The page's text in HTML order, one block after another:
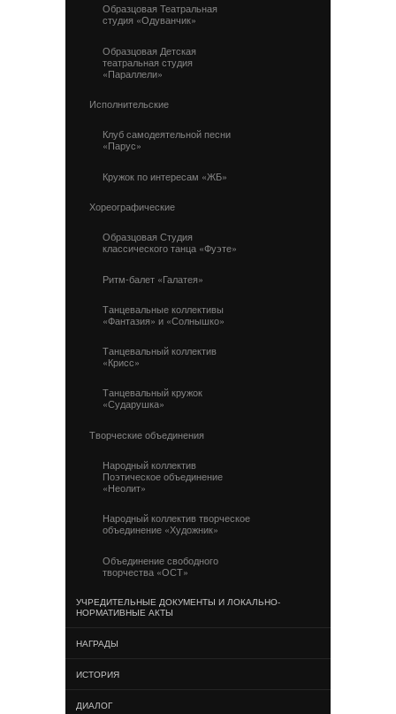
Образцовая Театральная
студия «Одуванчик»
Образцовая Детская
театральная студия
«Параллели»
Исполнительские
Клуб самодеятельной песни
«Парус»
Кружок по интересам «ЖБ»
Хореографические
Образцовая Студия
классического танца «Фуэте»
Ритм-балет «Галатея»
Танцевальные коллективы
«Фантазия» и «Солнышко»
Танцевальный коллектив
«Крисс»
Танцевальный кружок
«Сударушка»
Творческие объединения
Народный коллектив
Поэтическое объединение
«Неолит»
Народный коллектив творческое
объединение «Художник»
Объединение свободного
творчества «ОСТ»
УЧРЕДИТЕЛЬНЫЕ ДОКУМЕНТЫ И ЛОКАЛЬНО-
НОРМАТИВНЫЕ АКТЫ
НАГРАДЫ
ИСТОРИЯ
ДИАЛОГ